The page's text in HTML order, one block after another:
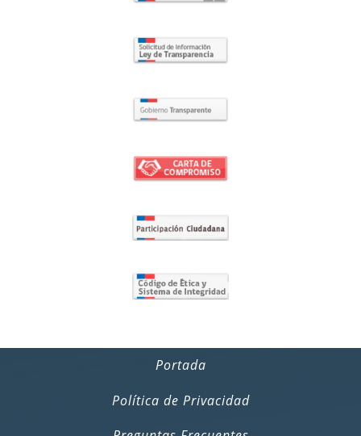
Portada
Política de Privacidad